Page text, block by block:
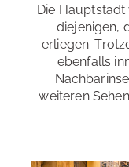
Die
diejenigen,
erliegen.
ebenfalls
weiteren
Erreichbarkeit :
Restaurants und
Trekking &
,Tauchen,
Freizeitangebote
Ausflüge zu den